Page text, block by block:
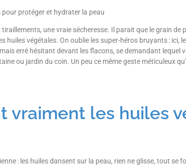
pour protéger et hydrater la peau
une vraie sécheresse. Il parait que le grain
huiles végétales. On oublie les super-héros bruyants : ici,
erré hésitant devant les flacons, se demandant
ou jardin du coin. Un peu ce même geste méticuleux
vraiment les huiles
: les huiles dansent sur la peau, rien ne glisse, tout se